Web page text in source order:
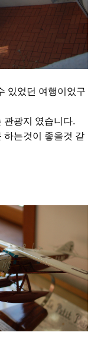
있었던 여행이었구
관광지 였습니다.
하는것이 좋을것 같